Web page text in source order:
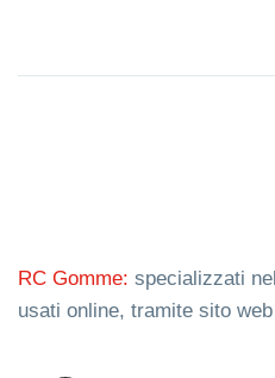
RC Gomme: specializzati
usati online, tramite sito